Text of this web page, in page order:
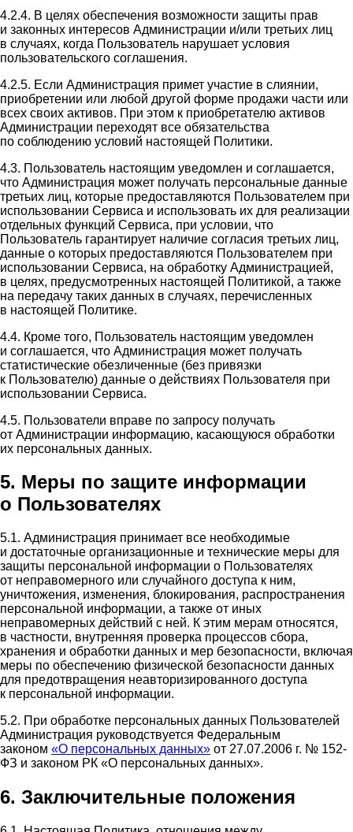
4.2.4. В целях обеспечения возможности защиты прав
и законных интересов Администрации и/или третьих лиц
в случаях, когда Пользователь нарушает условия
пользовательского соглашения.
4.2.5. Если Администрация примет участие в слиянии,
приобретении или любой другой форме продажи части или
всех своих активов. При этом к приобретателю активов
Администрации переходят все обязательства
по соблюдению условий настоящей Политики.
4.3. Пользователь настоящим уведомлен и соглашается,
что Администрация может получать персональные данные
третьих лиц, которые предоставляются Пользователем при
использовании Сервиса и использовать их для реализации
отдельных функций Сервиса, при условии, что
Пользователь гарантирует наличие согласия третьих лиц,
данные о которых предоставляются Пользователем при
использовании Сервиса, на обработку Администрацией,
в целях, предусмотренных настоящей Политикой, а также
на передачу таких данных в случаях, перечисленных
в настоящей Политике.
4.4. Кроме того, Пользователь настоящим уведомлен
и соглашается, что Администрация может получать
статистические обезличенные (без привязки
к Пользователю) данные о действиях Пользователя при
использовании Сервиса.
4.5. Пользователи вправе по запросу получать
от Администрации информацию, касающуюся обработки
их персональных данных.
5. Меры по защите информации
о Пользователях
5.1. Администрация принимает все необходимые
и достаточные организационные и технические меры для
защиты персональной информации о Пользователях
от неправомерного или случайного доступа к ним,
уничтожения, изменения, блокирования, распространения
персональной информации, а также от иных
неправомерных действий с ней. К этим мерам относятся,
в частности, внутренняя проверка процессов сбора,
хранения и обработки данных и мер безопасности, включая
меры по обеспечению физической безопасности данных
для предотвращения неавторизированного доступа
к персональной информации.
5.2. При обработке персональных данных Пользователей
Администрация руководствуется Федеральным
законом «О персональных данных» от 27.07.2006 г. № 152-
ФЗ и законом РК «О персональных данных».
6. Заключительные положения